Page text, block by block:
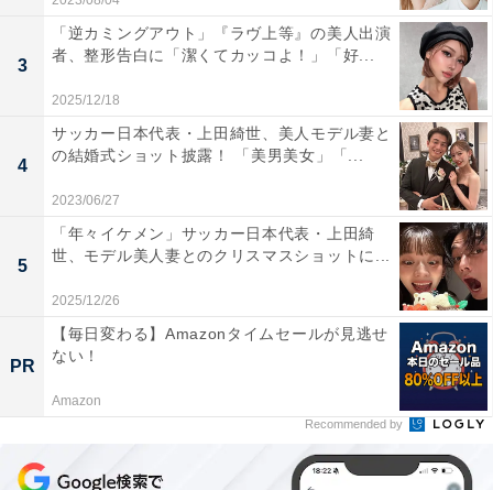
3
「逆カミングアウト」『ラヴ上等』の美人出演
者、整形告白に「潔くてカッコよ！」「好...
2025/12/18
4
サッカー日本代表・上田綺世、美人モデル妻と
の結婚式ショット披露！ 「美男美女」「...
2023/06/27
5
「年々イケメン」サッカー日本代表・上田綺
世、モデル美人妻とのクリスマスショットに...
2025/12/26
PR
【毎日変わる】Amazonタイムセールが見逃せ
ない！
Amazon
Recommended by